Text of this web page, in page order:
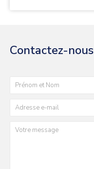
Contactez-nous